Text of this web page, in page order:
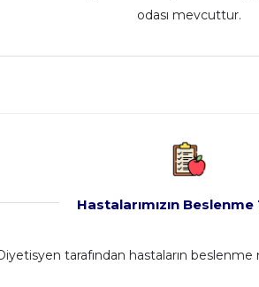
odası mevcuttur.
Hastalarımızın
tarafından hastaların beslenme